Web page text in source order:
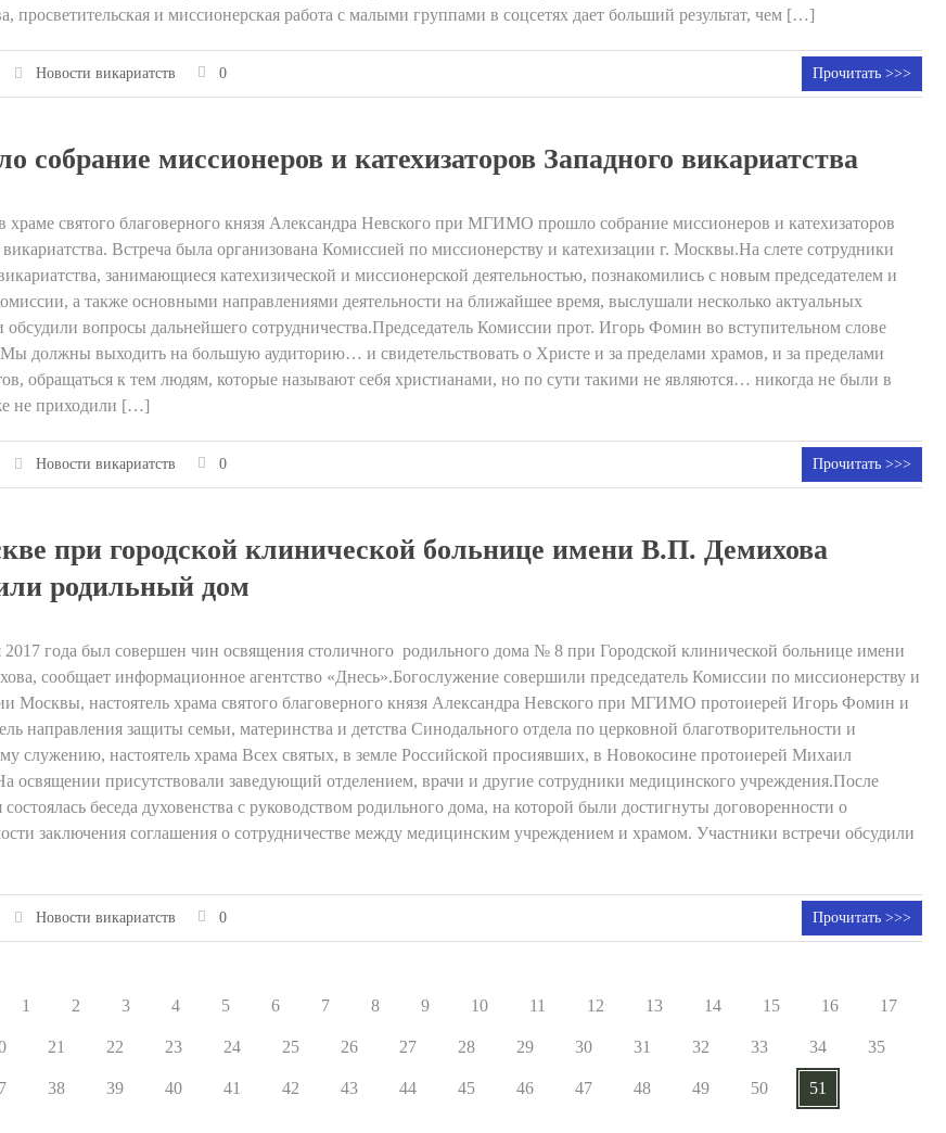
просветительская и миссионерская работа с малыми группами в соцсетях дает больший результат, чем […]
Новости викариатств 0 Прочитать >>>
собрание миссионеров и катехизаторов Западного викариатства
храме святого благоверного князя Александра Невского при МГИМО прошло собрание миссионеров и катехизаторов
викариатства. Встреча была организована Комиссией по миссионерству и катехизации г. Москвы.На слете сотрудники
занимающиеся катехизической и миссионерской деятельностью, познакомились с новым председателем и
а также основными направлениями деятельности на ближайшее время, выслушали несколько актуальных
обсудили вопросы дальнейшего сотрудничества.Председатель Комиссии прот. Игорь Фомин во вступительном слове
должны выходить на большую аудиторию… и свидетельствовать о Христе и за пределами храмов, и за пределами
обращаться к тем людям, которые называют себя христианами, но по сути такими не являются… никогда не были в
не приходили […]
Новости викариатств 0 Прочитать >>>
при городской клинической больнице имени В.П. Демихова
родильный дом
2017 года был совершен чин освящения столичного родильного дома № 8 при Городской клинической больнице имени
сообщает информационное агентство «Днесь».Богослужение совершили председатель Комиссии по миссионерству и
Москвы, настоятель храма святого благоверного князя Александра Невского при МГИМО протоиерей Игорь Фомин и
направления защиты семьи, материнства и детства Синодального отдела по церковной благотворительности и
служению, настоятель храма Всех святых, в земле Российской просиявших, в Новокосине протоиерей Михаил
освящении присутствовали заведующий отделением, врачи и другие сотрудники медицинского учреждения.После
беседа духовенства с руководством родильного дома, на которой были достигнуты договоренности о
заключения соглашения о сотрудничестве между медицинским учреждением и храмом. Участники встречи обсудили
Новости викариатств 0 Прочитать >>>
1 2 3 4 5 6 7 8 9 10 11 12 13 14 15 16 17
21 22 23 24 25 26 27 28 29 30 31 32 33 34 35
38 39 40 41 42 43 44 45 46 47 48 49 50 51